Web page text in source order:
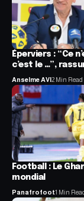
Éperviers : “Ce
c’est le …”,
Anselme AVI2 Min Read
Football : Le
mondial
Panafrofoot1 Min